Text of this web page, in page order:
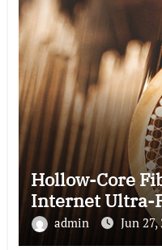
Hollow-Core
Internet Ultra-
admin Jun 27,